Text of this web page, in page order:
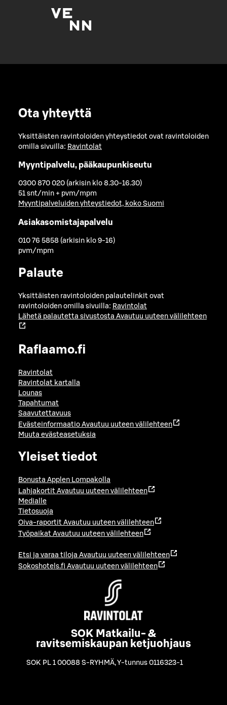
Ota yhteyttä
Yksittäisten ravintoloiden yhteystiedot ovat ravintoloiden
omilla sivuilla: Ravintolat
Myyntipalvelu, pääkaupunkiseutu
0300 870 020 (arkisin klo 8.30-16.30)
51 snt/min + pvm/mpm
Myyntipalveluiden yhteystiedot, koko Suomi
Asiakasomistajapalvelu
010 76 5858 (arkisin klo 9-16)
pvm/mpm
Palaute
Yksittäisten ravintoloiden palautelinkit ovat
ravintoloiden omilla sivuilla: Ravintolat
Lähetä palautetta sivustosta Avautuu uuteen välilehteen
Raflaamo.fi
Ravintolat
Ravintolat kartalla
Lounas
Tapahtumat
Saavutettavuus
Evästeinformaatio Avautuu uuteen välilehteen
Muuta evästeasetuksia
Yleiset tiedot
Bonusta Applen Lompakolla
Lahjakortit Avautuu uuteen välilehteen
Medialle
Tietosuoja
Oiva-raportit Avautuu uuteen välilehteen
Työpaikat Avautuu uuteen välilehteen
Etsi ja varaa tiloja Avautuu uuteen välilehteen
Sokoshotels.fi Avautuu uuteen välilehteen
SOK Matkailu- &
ravitsemiskaupan ketjuohjaus
SOK PL 1 00088 S-RYHMÄ,Y-tunnus 0116323-1